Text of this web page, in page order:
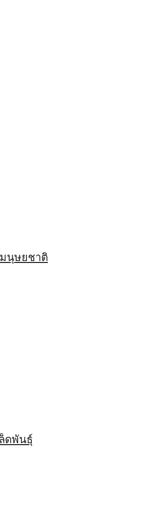
มนุษยชาติ
ดพันธุ์